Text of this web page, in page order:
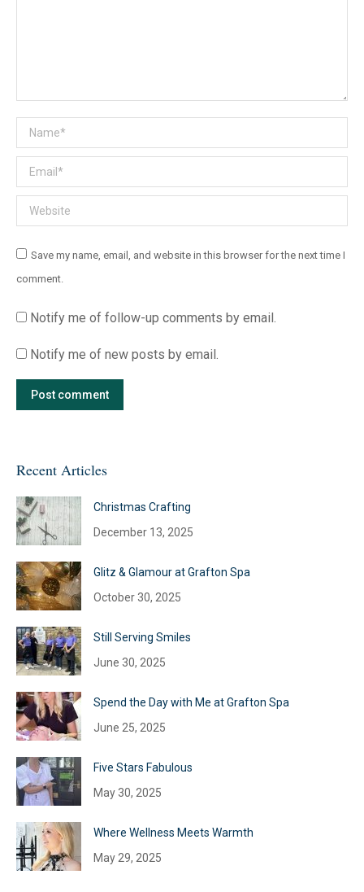
Name *
Email *
Website
Save my name, email, and website in this browser for the next time I
comment.
Notify me of follow-up comments by email.
Notify me of new posts by email.
Post comment
Recent Articles
Christmas Crafting
December 13, 2025
Glitz & Glamour at Grafton Spa
October 30, 2025
Still Serving Smiles
June 30, 2025
Spend the Day with Me at Grafton Spa
June 25, 2025
Five Stars Fabulous
May 30, 2025
Where Wellness Meets Warmth
May 29, 2025